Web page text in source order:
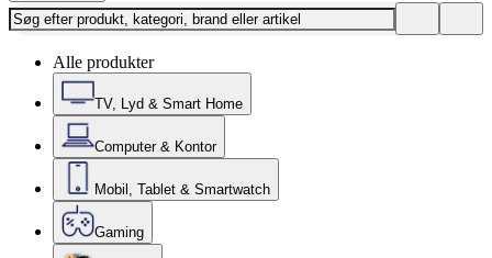
Alle produkter
TV, Lyd & Smart Home
Computer & Kontor
Mobil, Tablet & Smartwatch
Gaming